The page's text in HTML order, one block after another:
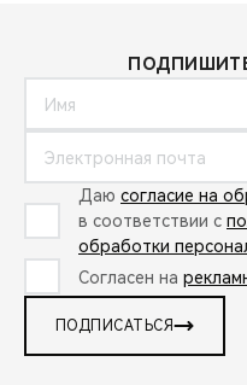
Даю согласие на
в соответствии с
обработки
Согласен на
ПОДПИСАТЬСЯ